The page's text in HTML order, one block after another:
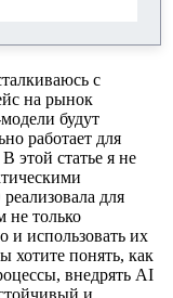
с
на рынок
будут
работает для
этой статье я не
для
только
и использовать их
хотите понять, как
внедрять AI
и